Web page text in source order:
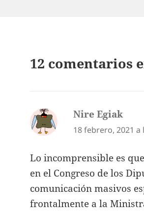
12 comentarios
Nire Egiak
18 febrero, 2021 a
Lo incomprensible es
en el Congreso de los
comunicación masivos
frontalmente a la